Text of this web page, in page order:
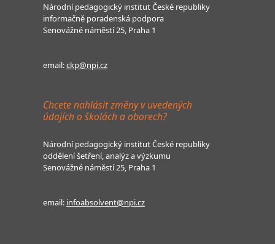
Národní pedagogický institut České republiky
informačně poradenská podpora
Senovážné náměstí 25, Praha 1
email:ckp@npi.cz
Chcete nahlásit změny v uvedených
údajích o školách a oborech?
Národní pedagogický institut České republiky
oddělení šetření, analýz a výzkumu
Senovážné náměstí 25, Praha 1
email: infoabsolvent@npi.cz